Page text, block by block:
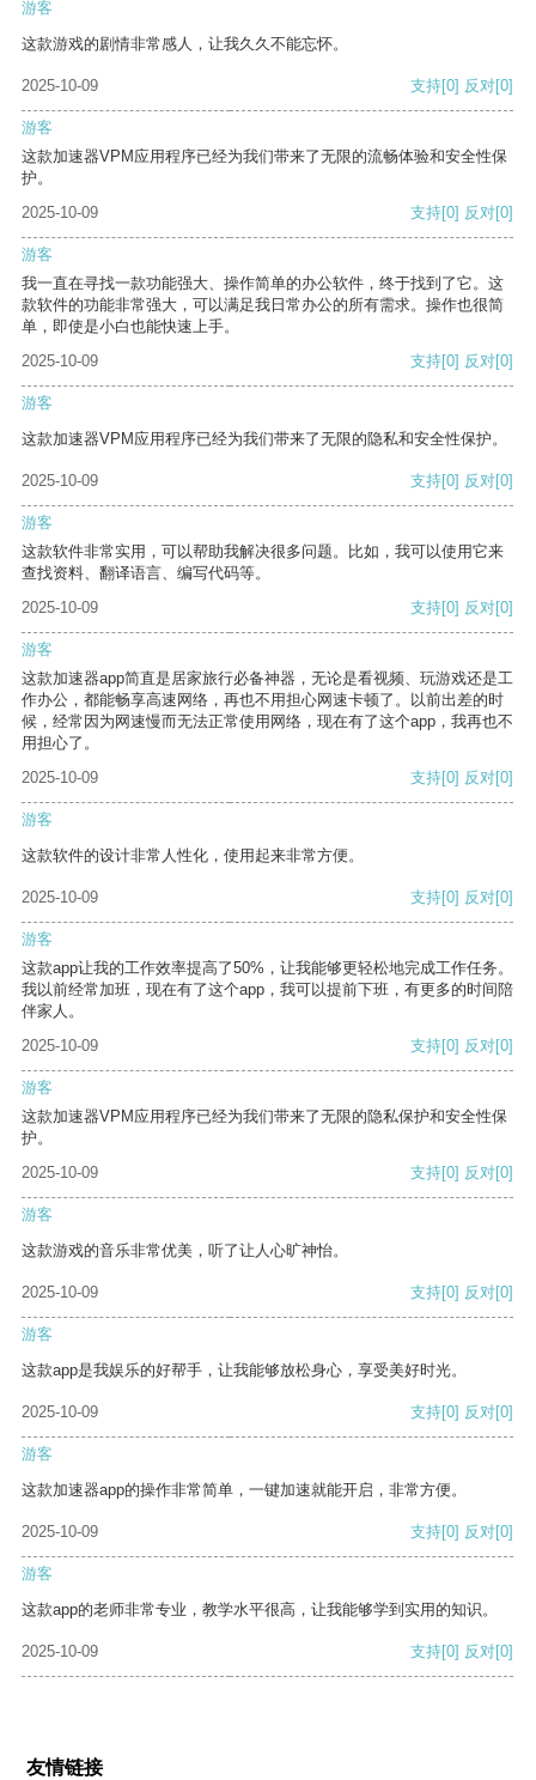
游客
这款游戏的剧情非常感人，让我久久不能忘怀。
2025-10-09 支持[0] 反对[0]
游客
这款加速器VPM应用程序已经为我们带来了无限的流畅体验和安全性保
护。
2025-10-09
支持[0] 反对[0]
游客
我一直在寻找一款功能强大、操作简单的办公软件，终于找到了它。这
款软件的功能非常强大，可以满足我日常办公的所有需求。操作也很简
单，即使是小白也能快速上手。
2025-10-09
支持[0] 反对[0]
游客
这款加速器VPM应用程序已经为我们带来了无限的隐私和安全性保护。
2025-10-09 支持[0] 反对[0]
游客
这款软件非常实用，可以帮助我解决很多问题。比如，我可以使用它来
查找资料、翻译语言、编写代码等。
2025-10-09
支持[0] 反对[0]
游客
这款加速器app简直是居家旅行必备神器，无论是看视频、玩游戏还是工
作办公，都能畅享高速网络，再也不用担心网速卡顿了。以前出差的时
候，经常因为网速慢而无法正常使用网络，现在有了这个app，我再也不
用担心了。
2025-10-09
支持[0] 反对[0]
游客
这款软件的设计非常人性化，使用起来非常方便。
2025-10-09 支持[0] 反对[0]
游客
这款app让我的工作效率提高了50%，让我能够更轻松地完成工作任务。
我以前经常加班，现在有了这个app，我可以提前下班，有更多的时间陪
伴家人。
2025-10-09
支持[0] 反对[0]
游客
这款加速器VPM应用程序已经为我们带来了无限的隐私保护和安全性保
护。
2025-10-09
支持[0] 反对[0]
游客
这款游戏的音乐非常优美，听了让人心旷神怡。
2025-10-09 支持[0] 反对[0]
游客
这款app是我娱乐的好帮手，让我能够放松身心，享受美好时光。
2025-10-09 支持[0] 反对[0]
游客
这款加速器app的操作非常简单，一键加速就能开启，非常方便。
2025-10-09 支持[0] 反对[0]
游客
这款app的老师非常专业，教学水平很高，让我能够学到实用的知识。
2025-10-09 支持[0] 反对[0]
友情链接